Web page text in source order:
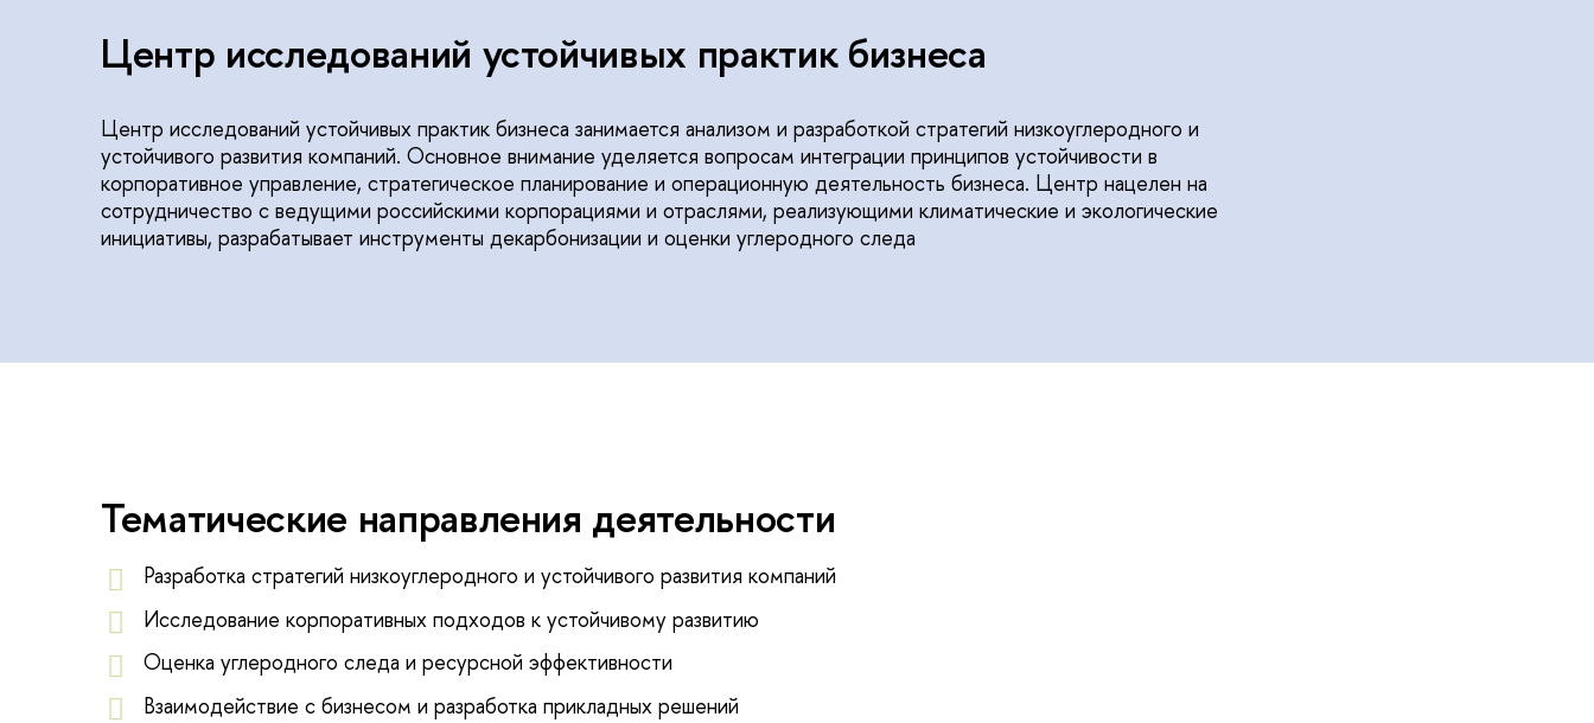
Центр исследований устойчивых практик бизнеса
Центр исследований устойчивых практик бизнеса занимается анализом и разработкой стратегий низкоуглеродного и
устойчивого развития компаний. Основное внимание уделяется вопросам интеграции принципов устойчивости в
корпоративное управление, стратегическое планирование и операционную деятельность бизнеса. Центр нацелен на
сотрудничество с ведущими российскими корпорациями и отраслями, реализующими климатические и экологические
инициативы, разрабатывает инструменты декарбонизации и оценки углеродного следа
Тематические направления деятельности
Разработка стратегий низкоуглеродного и устойчивого развития компаний
Исследование корпоративных подходов к устойчивому развитию
Оценка углеродного следа и ресурсной эффективности
Взаимодействие с бизнесом и разработка прикладных решений